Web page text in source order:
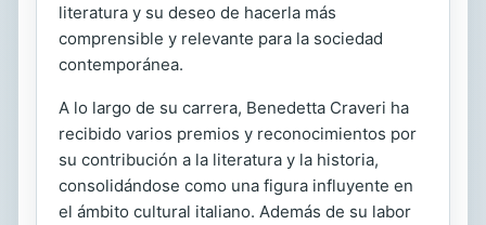
literatura y su deseo de hacerla más
comprensible y relevante para la sociedad
contemporánea.
A lo largo de su carrera, Benedetta Craveri ha
recibido varios premios y reconocimientos por
su contribución a la literatura y la historia,
consolidándose como una figura influyente en
el ámbito cultural italiano. Además de su labor